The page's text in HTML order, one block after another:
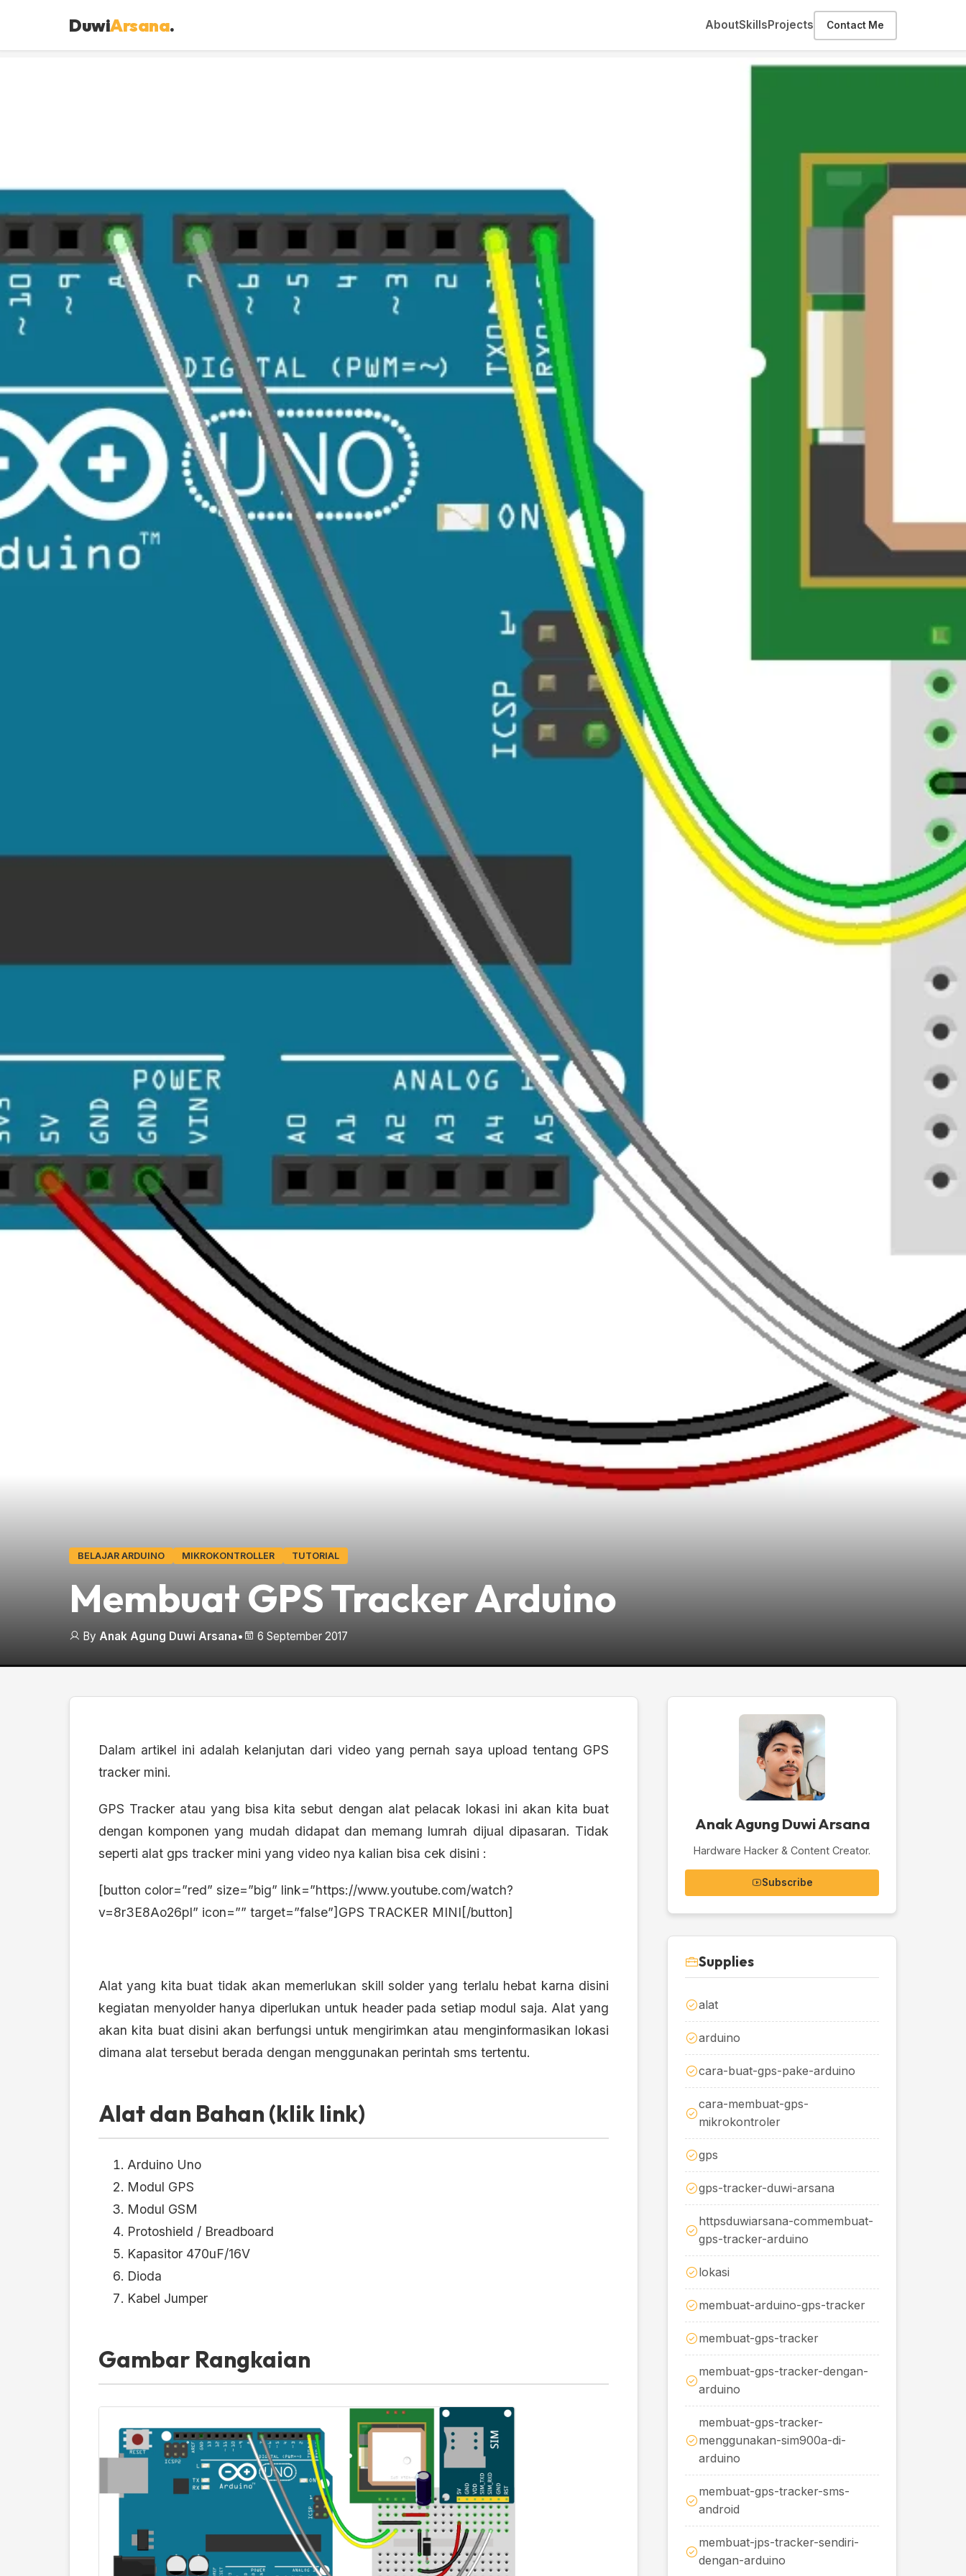
DuwiArsana. AboutSkillsProjects Contact Me
BELAJAR ARDUINO MIKROKONTROLLER TUTORIAL
Membuat GPS Tracker Arduino
By Anak Agung Duwi Arsana• 6 September 2017
Dalam artikel ini adalah kelanjutan dari video yang pernah saya upload tentang GPS
tracker mini.
GPS Tracker atau yang bisa kita sebut dengan alat pelacak lokasi ini akan kita buat
dengan komponen yang mudah didapat dan memang lumrah dijual dipasaran. Tidak
seperti alat gps tracker mini yang video nya kalian bisa cek disini :
[button color=”red” size=”big” link=”https://www.youtube.com/watch?
v=8r3E8Ao26pI” icon=”” target=”false”]GPS TRACKER MINI[/button]
Alat yang kita buat tidak akan memerlukan skill solder yang terlalu hebat karna disini
kegiatan menyolder hanya diperlukan untuk header pada setiap modul saja. Alat yang
akan kita buat disini akan berfungsi untuk mengirimkan atau menginformasikan lokasi
dimana alat tersebut berada dengan menggunakan perintah sms tertentu.
Alat dan Bahan (klik link)
Arduino Uno
Modul GPS
Modul GSM
Protoshield / Breadboard
Kapasitor 470uF/16V
Dioda
Kabel Jumper
Gambar Rangkaian
Anak Agung Duwi Arsana
Hardware Hacker & Content Creator.
Subscribe
Supplies
alat
arduino
cara-buat-gps-pake-arduino
cara-membuat-gps-
mikrokontroler
gps
gps-tracker-duwi-arsana
httpsduwiarsana-commembuat-
gps-tracker-arduino
lokasi
membuat-arduino-gps-tracker
membuat-gps-tracker
membuat-gps-tracker-dengan-
arduino
membuat-gps-tracker-
menggunakan-sim900a-di-
arduino
membuat-gps-tracker-sms-
android
membuat-jps-tracker-sendiri-
dengan-arduino